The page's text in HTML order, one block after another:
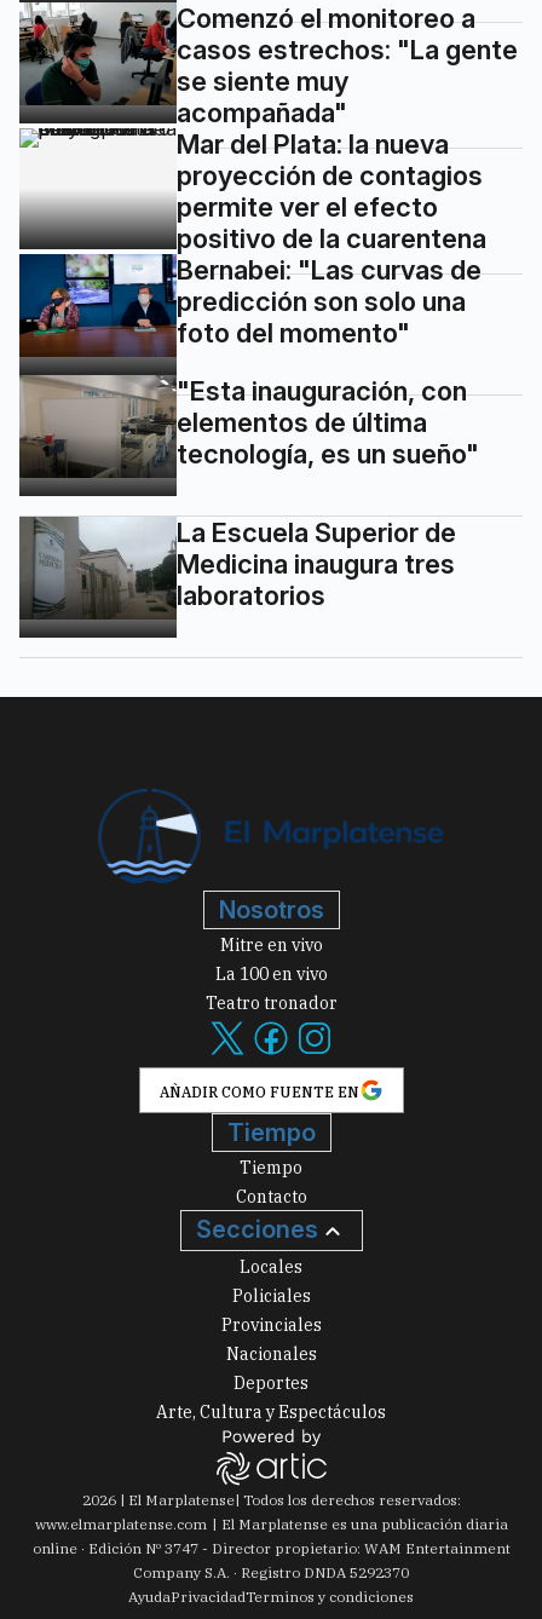
Comenzó el monitoreo a
casos estrechos: "La gente
se siente muy
acompañada"
Mar del Plata: la nueva
proyección de contagios
permite ver el efecto
positivo de la cuarentena
Bernabei: "Las curvas de
predicción son solo una
foto del momento"
"Esta inauguración, con
elementos de última
tecnología, es un sueño"
La Escuela Superior de
Medicina inaugura tres
laboratorios
Nosotros
Mitre en vivo
La 100 en vivo
Teatro tronador
AÑADIR COMO FUENTE EN
Tiempo
Tiempo
Contacto
Secciones
Locales
Policiales
Provinciales
Nacionales
Deportes
Arte, Cultura y Espectáculos
2026| El Marplatense| Todos los derechos reservados:
www.elmarplatense.com
El Marplatense es una publicación diaria
online · Edición Nº 3747- Director propietario: WAM Entertainment
Company S.A. · Registro DNDA 5292370
AyudaPrivacidadTerminos y condiciones